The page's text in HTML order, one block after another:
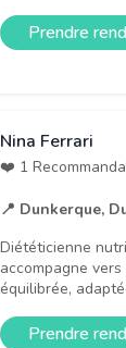
Prendre
Nina Ferrari
❤️ 1
📍 Dunkerque,
Diététicienne
accompagne
équilibrée,
Prendre